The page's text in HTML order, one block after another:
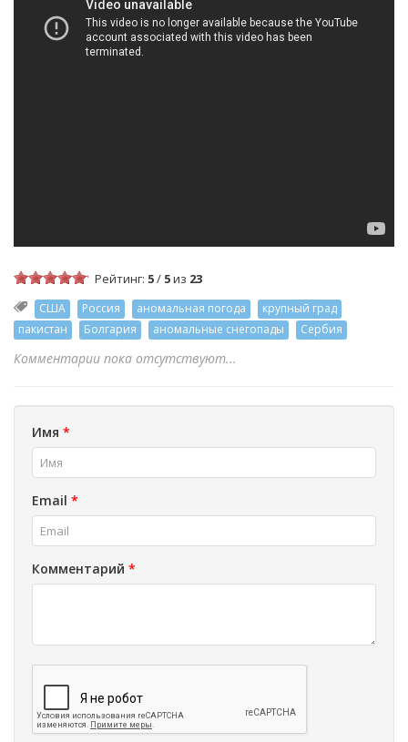
Рейтинг: 5/ 5из 23
США Россия аномальная погода
крупный град
пакистан
Болгария аномальные снегопады Сербия
Комментарии пока отсутствуют...
Имя *
Email *
Комментарий *